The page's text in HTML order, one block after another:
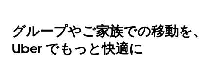
グループやご家族での移動を、
Uber でもっと快適に